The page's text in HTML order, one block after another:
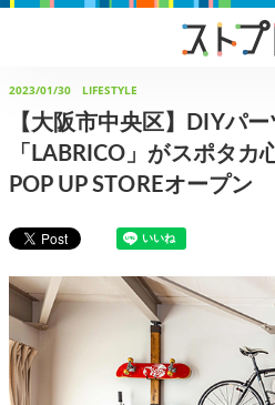
2023/01/30 LIFESTYLE
【大阪市中央区】DIYパ
「LABRICO」がスポタカ
POP UP STOREオープン